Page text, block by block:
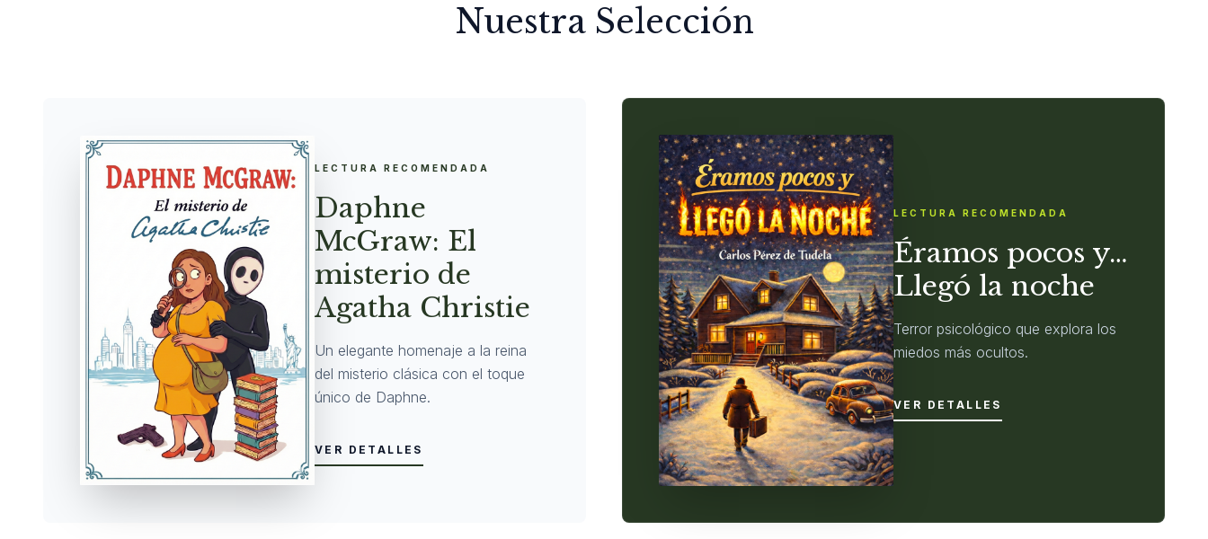
Nuestra Selección
LECTURA RECOMENDADA
Daphne
McGraw: El
misterio de
Agatha Christie
Un elegante homenaje a la reina
del misterio clásica con el toque
único de Daphne.
VER DETALLES
LECTURA RECOMENDADA
Éramos pocos y…
Llegó la noche
Terror psicológico que explora los
miedos más ocultos.
VER DETALLES